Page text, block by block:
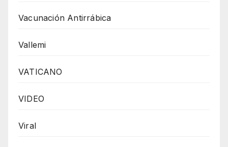
Vacunación Antirrábica
Vallemi
VATICANO
VIDEO
Viral